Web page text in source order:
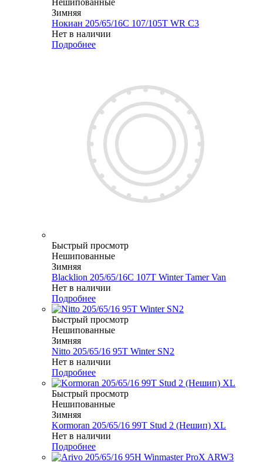
Нешипованные
Зимняя
Нокиан 205/65/16C 107/105T WR C3
Нет в наличии
Подробнее
Быстрый просмотр
Нешипованные
Зимняя
Blacklion 205/65/16C 107T Winter Tamer Van
Нет в наличии
Подробнее
Быстрый просмотр
Нешипованные
Зимняя
Nitto 205/65/16 95T Winter SN2
Нет в наличии
Подробнее
Быстрый просмотр
Нешипованные
Зимняя
Kormoran 205/65/16 99T Stud 2 (Нешип) XL
Нет в наличии
Подробнее